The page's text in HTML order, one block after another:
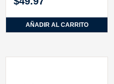
AÑADIR AL CARRITO